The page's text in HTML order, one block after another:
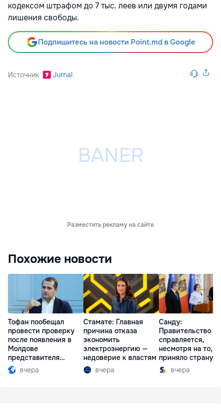
кодексом штрафом до 7 тыс. леев или двумя годами
лишения свободы.
Подпишитесь на новости Point.md в Google
Источник Jurnal
Разместить рекламу на сайте
Похожие новости
Тофан пообещал
провести проверку
после появления в
Молдове
представителя
Южной Осетии
вчера
Стамате: Главная
причина отказа
экономить
электроэнергию —
недоверие к властям
вчера
Санду:
Правительство
справляется,
несмотря на то,
приняло страну в
разгар кризиса
вчера